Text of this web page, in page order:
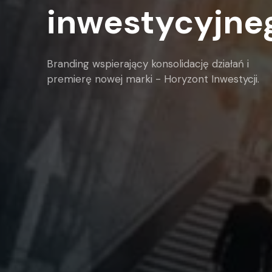
Branding wspierający konsolidację działań i
premierę nowej marki - Horyzont Inwestycji.